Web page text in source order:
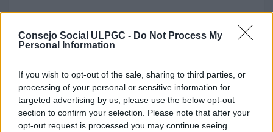
Consejo Social ULPGC - Do Not Process My
Personal Information
If you wish to opt-out of the sale, sharing to third parties, or
processing of your personal or sensitive information for
targeted advertising by us, please use the below opt-out
section to confirm your selection. Please note that after your
opt-out request is processed you may continue seeing
El nuevo Rector de la Universidad de Las Palmas de
Gran Canaria y el Gerente de la institución, Lluís
Serra y Roberto Moreno, han visitado recientemente
la isla de Fuerteventura, en compañía del Presidente
el objetivo de reunirse con el Presidente del Cabildo
de Fuerteventura, Sergio Lloret, y el grupo de
gobierno.
Ambas instituciones se han comprometido a